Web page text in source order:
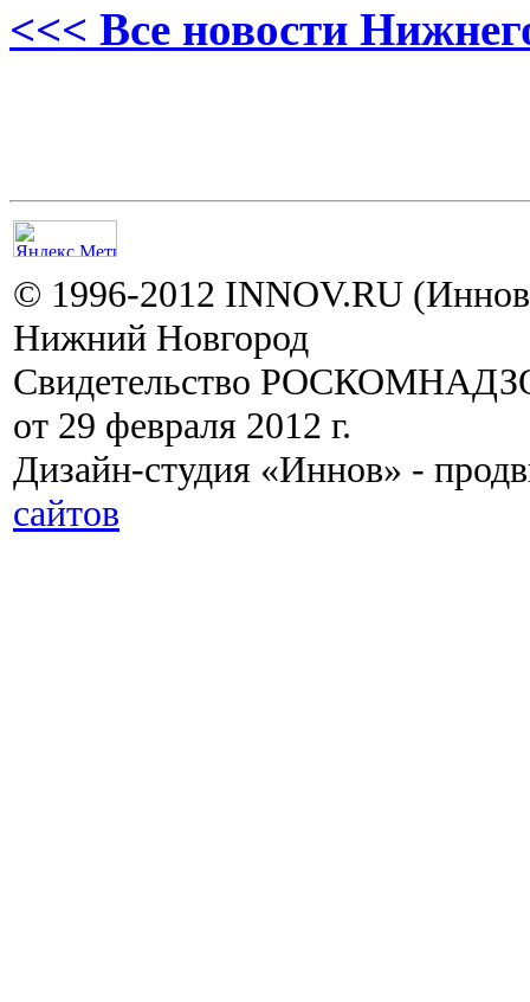
<<< Все новости
© 1996-2012 INNOV.RU
Нижний Новгород
Свидетельство
от 29 февраля 2012 г.
Дизайн-студия «Иннов» -
сайтов